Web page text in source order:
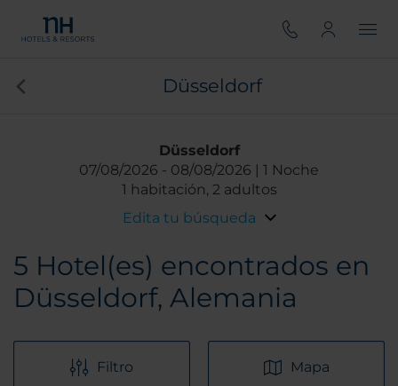
Düsseldorf
Düsseldorf
07/08/2026
08/08/2026
1 Noche
1 habitación, 2 adultos
Edita tu búsqueda
5 Hotel(es) encontrados en
Düsseldorf, Alemania
Filtro Mapa